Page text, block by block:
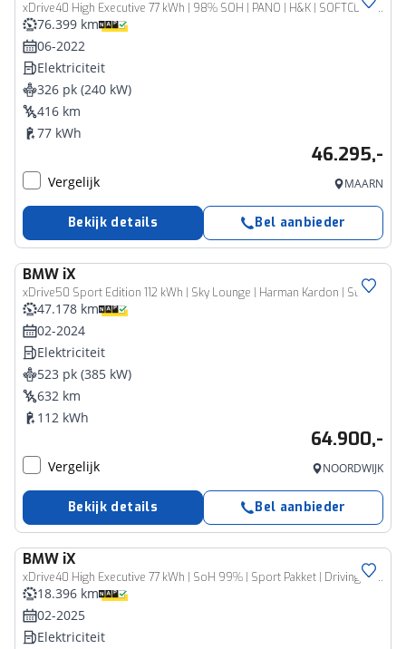
xDrive40 High Executive 77 kWh | 98% SOH | PANO | H&K | SOFTCLOSE | 360º CAM | LASER LIGHT |
76.399 km
06-2022
Elektriciteit
326 pk (240 kW)
416 km
77 kWh
46.295,-
Vergelijk MAARN
Bekijk details Bel aanbieder
BMW iX
xDrive50 Sport Edition 112 kWh | Sky Lounge | Harman Kardon | Stroelverwarming | Achteruitrijcamera |
47.178 km
02-2024
Elektriciteit
523 pk (385 kW)
632 km
112 kWh
64.900,-
Vergelijk NOORDWIJK
Bekijk details Bel aanbieder
BMW iX
xDrive40 High Executive 77 kWh | SoH 99% | Sport Pakket | Driving Assistant Professional | Trekhaak |
18.396 km
02-2025
Elektriciteit